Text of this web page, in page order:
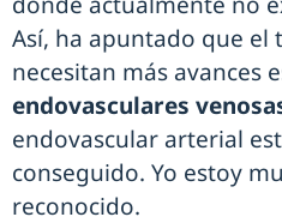
Así, ha apuntado que el
necesitan más avances
endovasculares
endovascular arterial
conseguido. Yo estoy
reconocido.